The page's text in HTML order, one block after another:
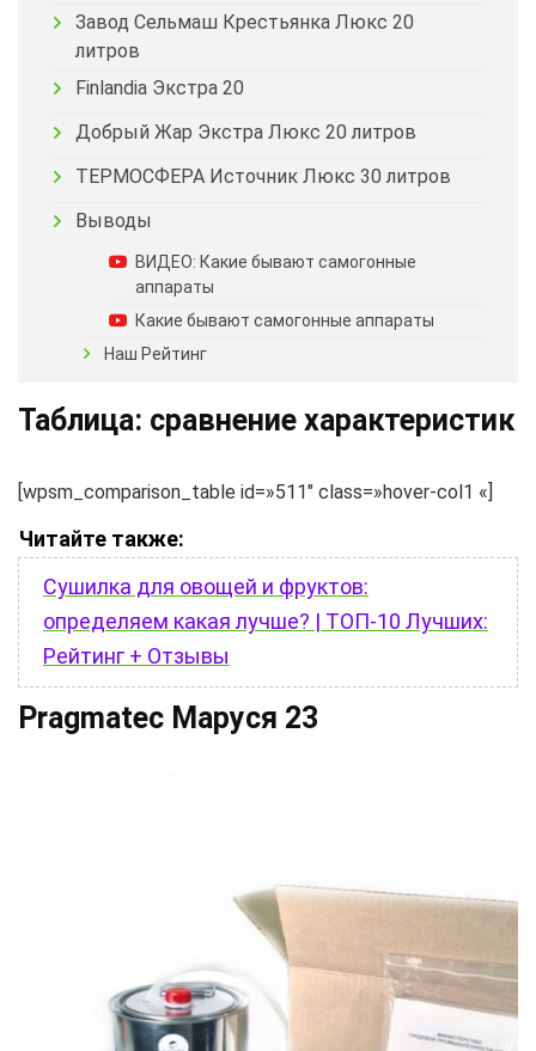
Завод Сельмаш Крестьянка Люкс 20
литров
Finlandia Экстра 20
Добрый Жар Экстра Люкс 20 литров
ТЕРМОСФЕРА Источник Люкс 30 литров
Выводы
ВИДЕО: Какие бывают самогонные
аппараты
Какие бывают самогонные аппараты
Наш Рейтинг
Таблица: сравнение характеристик
[wpsm_comparison_table id=»511″ class=»hover-col1 «]
Читайте также:
Сушилка для овощей и фруктов:
определяем какая лучше? | ТОП-10 Лучших:
Рейтинг + Отзывы
Pragmatec Маруся 23